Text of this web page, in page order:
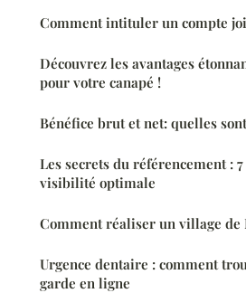
Comment intituler un compte
Découvrez les avantages
pour votre canapé !
Bénéfice brut et net: quelles
Les secrets du référencement :
visibilité optimale
Comment réaliser un village de
Urgence dentaire : comment
garde en ligne